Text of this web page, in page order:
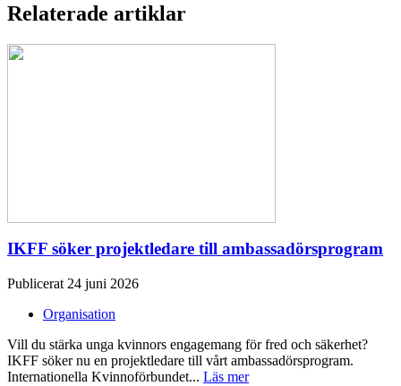
Relaterade artiklar
IKFF söker projektledare till ambassadörsprogram
Publicerat 24 juni 2026
Organisation
Vill du stärka unga kvinnors engagemang för fred och säkerhet?
IKFF söker nu en projektledare till vårt ambassadörsprogram.
Internationella Kvinnoförbundet... Läs mer